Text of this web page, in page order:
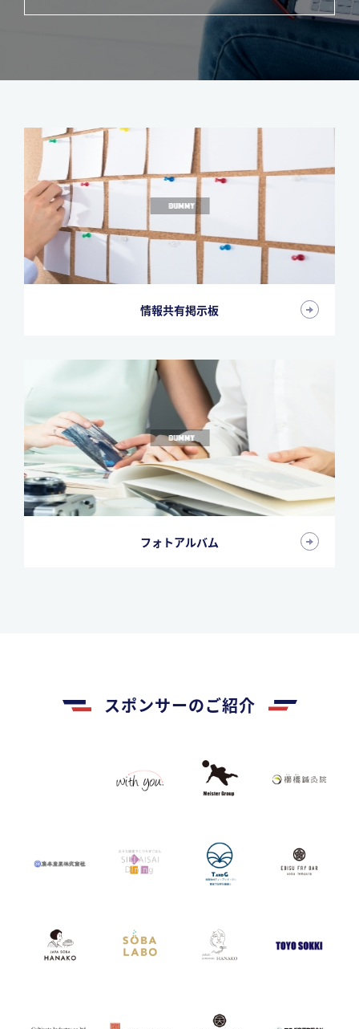
情報共有掲示板
フォトアルバム
スポンサーのご紹介